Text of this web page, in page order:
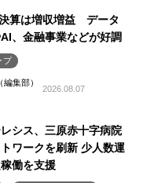
算は増収増益 データ
、金融事業などが好調
プ
集部）
2026.08.07
シス、三原赤十字病院
ワークを刷新 少人数運
働を支援